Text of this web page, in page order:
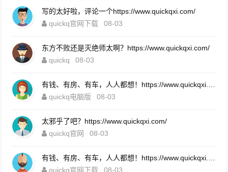
写的太好啦，评论一个https://www.quickqxi.com/
quickq官网下载
08-03
东方不败还是灭绝师太啊？https://www.quickqxi.com/
quickq
08-03
quickq电脑版
08-03
太邪乎了吧？https://www.quickqxi.com/
quickq官网
08-03
quickq官网下载
08-03